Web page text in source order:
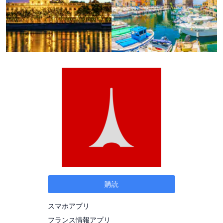
購読
スマホアプリ
フランス情報アプリ